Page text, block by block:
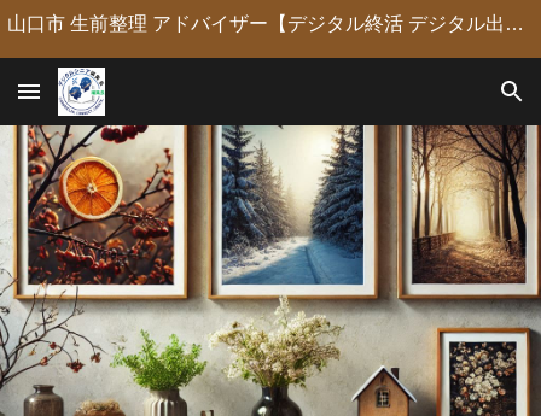
山口市 生前整理 アドバイザー【デジタル終活 デジタル出版 デジタルシニア編集長】定年後の人生の物語を「最高のデジタル資産」に編集・昇華。 古いネガやVHSのデジタル化からプロの構成による自分史動画制作、終活事務までトータルサポート。 長年のキャリアを持つプロがあなたの想いの継承を全力で支援します。